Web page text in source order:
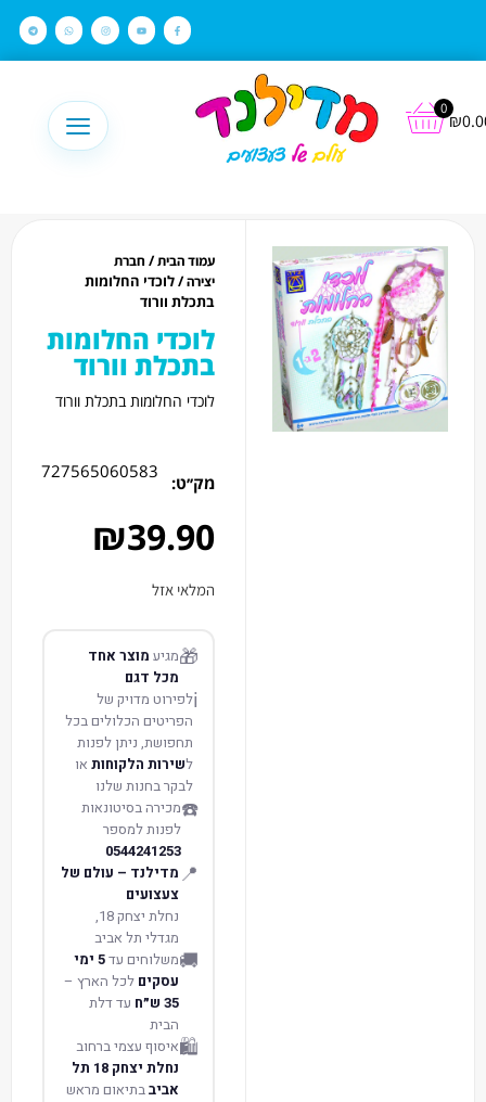
₪
0
עמוד הבית/ חברת
יצירה/ לוכדי החלומות
בתכלת וורוד
לוכדי החלומות
בתכלת וורוד
לוכדי החלומות בתכלת וורוד
מק׳׳ט:
727565060583
₪39.90
המלאי אזל
🎁מגיע מוצר אחד
מכל דגם
ℹ️לפירוט מדויק של
הפריטים הכלולים בכל
תחפושת, ניתן לפנות
לשירות הלקוחות או
לבקר בחנות שלנו
☎️מכירה בסיטונאות
לפנות למספר
0544241253
📍 מדילנד – עולם של
צעצועים
נחלת יצחק 18,
מגדלי תל אביב
🚚משלוחים עד 5 ימי
עסקים לכל הארץ –
35 ש״ח
עד דלת
הבית
🛍️איסוף עצמי ברחוב
נחלת יצחק 18 תל
אביבבתיאום מראש